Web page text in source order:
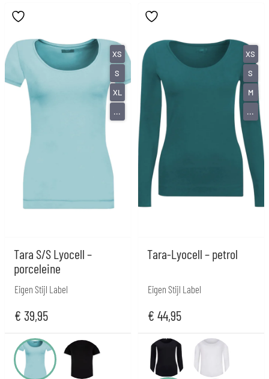
Tara S/S Lyocell –
porceleine
Eigen Stijl Label
€ 39,95
XS
S
XL
...
Tara-Lyocell – petrol
Eigen Stijl Label
€ 44,95
XS
S
M
...